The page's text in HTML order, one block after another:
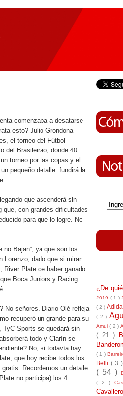
comenzaba a desatarse
esto? Julio Grondona
el torneo del Fútbol
del Brasileirao, donde 40
torneo por las copas y el
pequeño detalle: fundirá la
que ascenderá sin
que, con grandes dificultades
para que lo logre. No
no Bajan”, ya que son los
Lorenzo, dado que si miran
River Plate de haber ganado
Boca Juniors y Racing
No señores. Diario Olé refleja
recuperó un grande para su
TyC Sports se quedará sin
todo y Clarín se
No, si todavía hay
que hoy recibe todos los
Recordemos un detalle
no participa) los 4
-
¿De
2019 ( 1 )
( 2 )
( 2 )
Amui( 2 )
( 21 )
( 1 )
Belli ( 3 )
( 54 )
( 2 )
Cavallero